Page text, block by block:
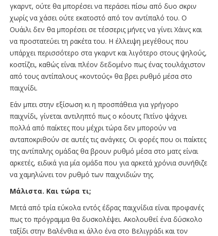
γκαρντ, ούτε θα μπορέσει να περάσει πίσω από δυο σκριν
χωρίς να χάσει ούτε εκατοστό από τον αντίπαλό του. Ο
Ουάιλι δεν θα μπορέσει σε τέσσερις μήνες να γίνει Χάινς και
να προστατεύει τη ρακέτα του. Η έλλειψη μεγέθους που
υπάρχει περισσότερο στα γκαρντ και λιγότερο στους ψηλούς,
κοστίζει, καθώς είναι πλέον δεδομένο πως ένας τουλάχιστον
από τους αντίπαλους «κοντούς» θα βρει ρυθμό μέσα στο
παιχνίδι.
Εάν μπει στην εξίσωση κι η προσπάθεια για γρήγορο
παιχνίδι, γίνεται αντιληπτό πως ο κόουτς Πιτίνο ψάχνει
πολλά από παίκτες που μέχρι τώρα δεν μπορούν να
ανταποκριθούν σε αυτές τις ανάγκες. Οι φορές που οι παίκτες
της αντίπαλης ομάδας θα βρουν ρυθμό μέσα στο ματς είναι
αρκετές, ειδικά για μία ομάδα που για αρκετά χρόνια συνήθιζε
να χαμηλώνει τον ρυθμό των παιχνιδιών της.
Μάλιστα. Και τώρα τι;
Μετά από τρία εύκολα εντός έδρας παιχνίδια είναι προφανές
πως το πρόγραμμα θα δυσκολέψει. Ακολουθεί ένα δύσκολο
ταξίδι στην Βαλένθια κι άλλο ένα στο Βελιγράδι και τον